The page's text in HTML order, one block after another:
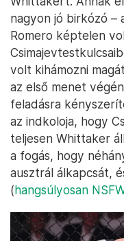
nagyon jó birkózó –
Romero képtelen
volt kihámozni
az első menet
feladásra
az indkoloja, hogy
teljesen Whittaker
a fogás, hogy
ausztrál álkapcsát,
(hangsúlyosan